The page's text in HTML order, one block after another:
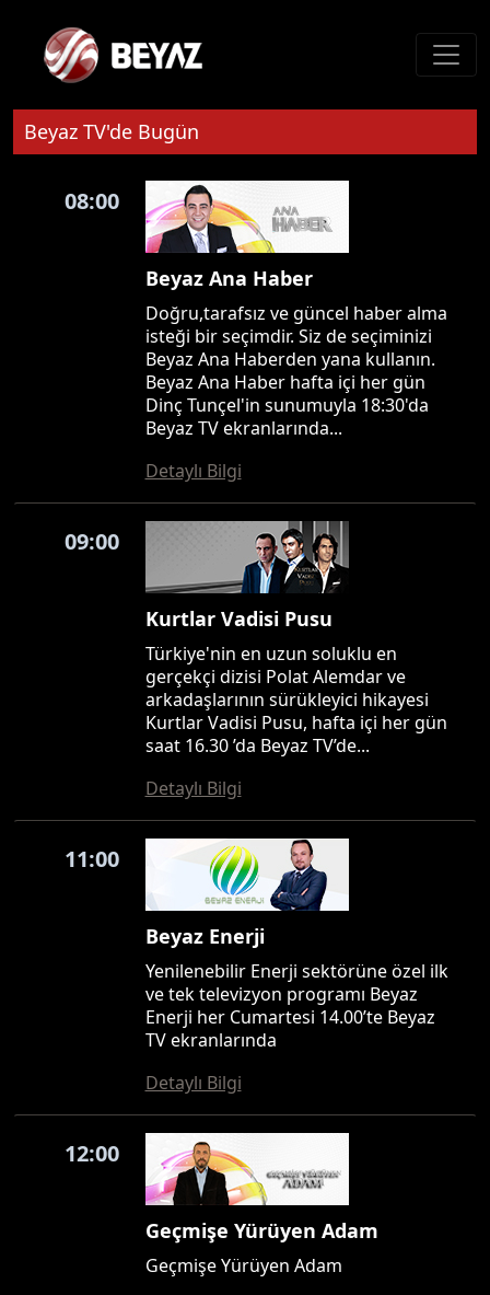
Beyaz TV'de Bugün
08:00
Beyaz Ana Haber
Doğru,tarafsız ve güncel haber alma
isteği bir seçimdir. Siz de seçiminizi
Beyaz Ana Haberden yana kullanın.
Beyaz Ana Haber hafta içi her gün
Dinç Tunçel'in sunumuyla 18:30'da
Beyaz TV ekranlarında...
Detaylı Bilgi
09:00
Kurtlar Vadisi Pusu
Türkiye'nin en uzun soluklu en
gerçekçi dizisi Polat Alemdar ve
arkadaşlarının sürükleyici hikayesi
Kurtlar Vadisi Pusu, hafta içi her gün
saat 16.30 ’da Beyaz TV’de...
Detaylı Bilgi
11:00
Beyaz Enerji
Yenilenebilir Enerji sektörüne özel ilk
ve tek televizyon programı Beyaz
Enerji her Cumartesi 14.00’te Beyaz
TV ekranlarında
Detaylı Bilgi
12:00
Geçmişe Yürüyen Adam
Geçmişe Yürüyen Adam